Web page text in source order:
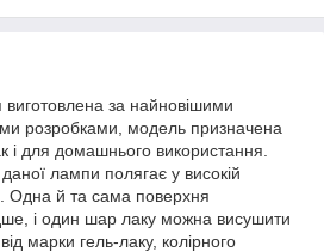
за найновішими
розробками, модель призначена
і для домашнього використання.
лампи полягає у високій
Одна й та сама поверхня
і один шар лаку можна висушити
марки гель-лаку, колірного